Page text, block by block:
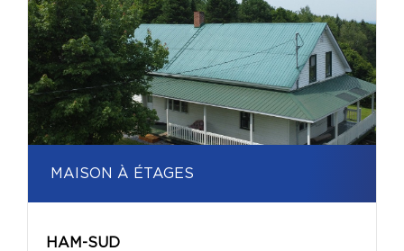
MAISON À ÉTAGES
HAM-SUD